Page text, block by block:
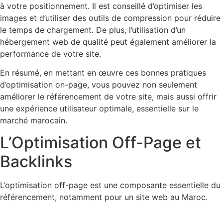
à votre positionnement. Il est conseillé d’optimiser les
images et d’utiliser des outils de compression pour réduire
le temps de chargement. De plus, l’utilisation d’un
hébergement web de qualité peut également améliorer la
performance de votre site.
En résumé, en mettant en œuvre ces bonnes pratiques
d’optimisation on-page, vous pouvez non seulement
améliorer le référencement de votre site, mais aussi offrir
une expérience utilisateur optimale, essentielle sur le
marché marocain.
L’Optimisation Off-Page et
Backlinks
L’optimisation off-page est une composante essentielle du
référencement, notamment pour un site web au Maroc.